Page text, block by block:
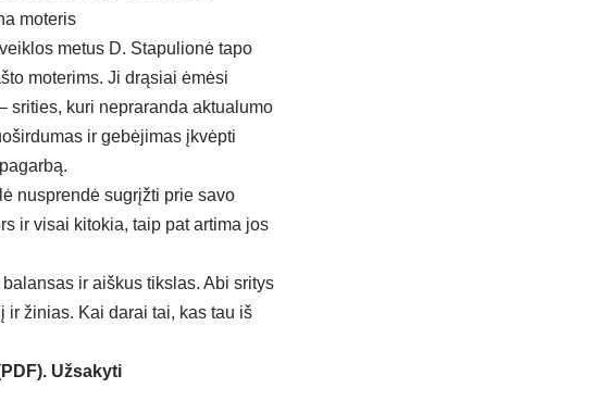
moteris
metus D. Stapulionė tapo
moterims. Ji drąsiai ėmėsi
srities, kuri nepraranda aktualumo
ir gebėjimas įkvėpti
nusprendė sugrįžti prie savo
ir visai kitokia, taip pat artima jos
ir aiškus tikslas. Abi sritys
ir žinias. Kai darai tai, kas tau iš
Užsakyti